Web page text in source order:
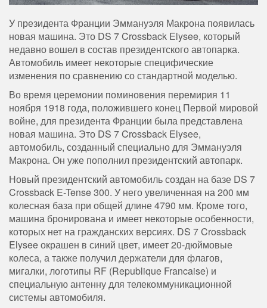
У президента Франции Эммануэля Макрона появилась
новая машина. Это DS 7 Crossback Elysee, который
недавно вошел в состав президентского автопарка.
Автомобиль имеет некоторые специфические
изменения по сравнению со стандартной моделью.
Во время церемонии поминовения перемирия 11
ноября 1918 года, положившего конец Первой мировой
войне, для президента Франции была представлена ​​
новая машина. Это DS 7 Crossback Elysee,
автомобиль, созданный специально для Эммануэля
Макрона. Он уже пополнил президентский автопарк.
Новый президентский автомобиль создан на базе DS 7
Crossback E-Tense 300. У него увеличенная на 200 мм
колесная база при общей длине 4790 мм. Кроме того,
машина бронирована и имеет некоторые особенности,
которых нет на гражданских версиях. DS 7 Crossback
Elysee окрашен в синий цвет, имеет 20-дюймовые
колеса, а также получил держатели для флагов,
мигалки, логотипы RF (Republique Francaise) и
специальную антенну для телекоммуникационной
системы автомобиля.